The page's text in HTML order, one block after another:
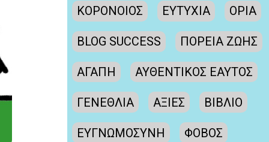
ΚΟΡΟΝΟΙΟΣ ΕΥΤΥΧΙΑ ΟΡΙΑ
BLOG SUCCESS ΠΟΡΕΙΑ ΖΩΗΣ
ΑΓΑΠΗ ΑΥΘΕΝΤΙΚΟΣ ΕΑΥΤΟΣ
ΓΕΝΕΘΛΙΑ ΑΞΙΕΣ ΒΙΒΛΙΟ
ΕΥΓΝΩΜΟΣΥΝΗ ΦΟΒΟΣ